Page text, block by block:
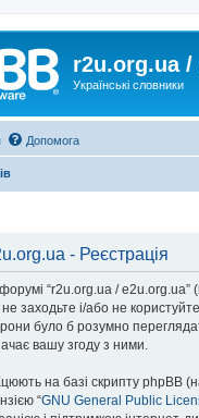
r2u.org.ua /
Українські словники
Допомога
- Реєстрація
“r2u.org.ua / e2u.org.ua”
заходьте і/або не
було б розумно
вашу згоду з ними.
на базі скрипту phpBB
“GNU General Public